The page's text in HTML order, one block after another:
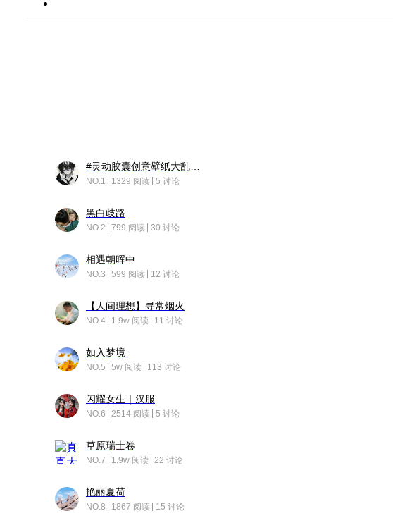
NO.1 1329 阅读 5 讨论
黑白歧路
NO.2 799 阅读 30 讨论
相遇朝晖中
NO.3 599 阅读 12 讨论
【人间理想】寻常烟火
NO.4 1.9w 阅读 11 讨论
如入梦境
NO.5 5w 阅读 113 讨论
闪耀女生｜汉服
NO.6 2514 阅读 5 讨论
草原瑞士卷
NO.7 1.9w 阅读 22 讨论
艳丽夏荷
NO.8 1867 阅读 15 讨论